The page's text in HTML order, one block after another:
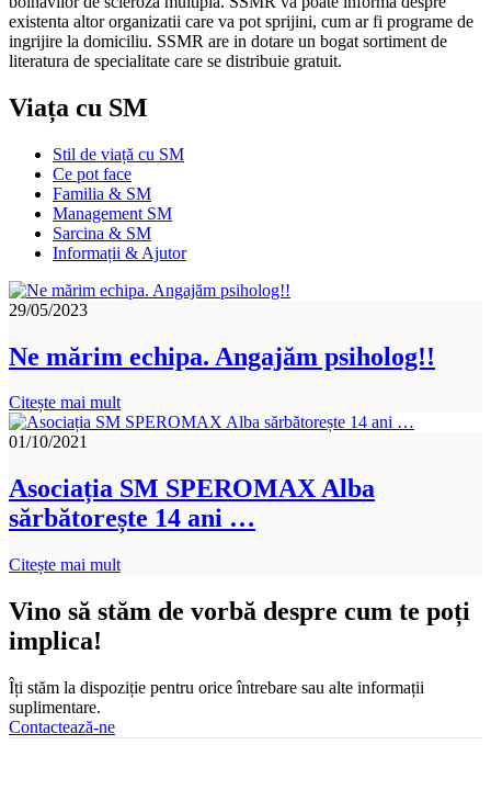
existenta altor organizatii care va pot sprijini, cum ar fi programe de
ingrijire la domiciliu. SSMR are in dotare un bogat sortiment de
literatura de specialitate care se distribuie gratuit.
Viața cu SM
Stil de viață cu SM
Ce pot face
Familia & SM
Management SM
Sarcina & SM
Informații & Ajutor
29/05/2023
Ne mărim echipa. Angajăm psiholog!!
Citește mai mult
01/10/2021
Asociația SM SPEROMAX Alba
sărbătorește 14 ani …
Citește mai mult
Vino să stăm de vorbă despre cum te poți
implica!
Îți stăm la dispoziție pentru orice întrebare sau alte informații
suplimentare.
Contactează-ne